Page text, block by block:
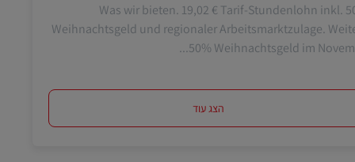
Was wir bieten. 19,02 € Tarif-Stundenlohn inkl.
Weihnachtsgeld und regionaler Arbeitsmarktzulage.
50% Weihnachtsgeld im
הצג עוד